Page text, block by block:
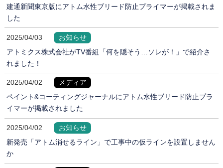
建通新聞東京版にアトム水性ブリード防止プライマーが掲載されま
した
2025/04/03
お知らせ
アトミクス株式会社がTV番組「何を隠そう…ソレが！」で紹介さ
れました！
2025/04/02
メディア
ペイント&コーティングジャーナルにアトム水性ブリード防止プラ
イマーが掲載されました
2025/04/02
お知らせ
新発売「アトム消せるライン」で工事中の仮ラインを設置しません
か